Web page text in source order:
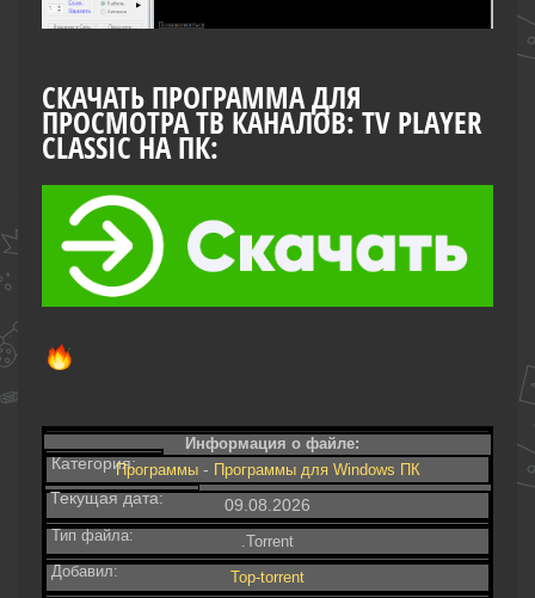
СКАЧАТЬ ПРОГРАММА ДЛЯ
ПРОСМОТРА ТВ КАНАЛОВ: TV PLAYER
CLASSIC НА ПК:
Информация о файле:
Категория:Программы- Программы для Windows ПК
Текущая дата: 09.08.2026
Тип файла:
.Torrent
Добавил:
Top-torrent